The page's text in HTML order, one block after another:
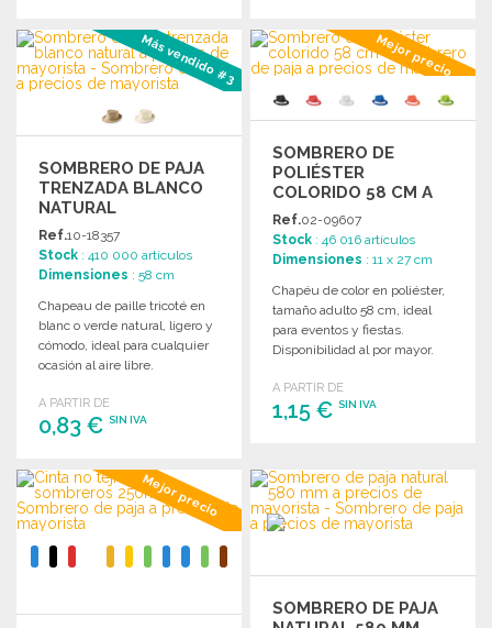
PEDIR
Solicitar un presupuesto
PEDIR
Solicitar un presupuesto
Más vendido #3
SOMBRERO DE PAJA
TRENZADA BLANCO
NATURAL
Ref.10-18357
Stock : 410 000 artículos
Dimensiones : 58 cm
Chapeau de paille tricoté en
blanc o verde natural, ligero y
cómodo, ideal para cualquier
ocasión al aire libre.
A PARTIR DE
0,83 € SIN IVA
PEDIR
Solicitar un presupuesto
Mejor precio
SOMBRERO DE
POLIÉSTER
COLORIDO 58 CM A
PRECIOS DE
MAYORISTA
Ref.02-09607
Stock : 46 016 artículos
Dimensiones : 11 x 27 cm
Chapéu de color en poliéster,
tamaño adulto 58 cm, ideal
para eventos y fiestas.
Disponibilidad al por mayor.
A PARTIR DE
1,15 €SIN IVA
Solicitar un presupuesto
Mejor precio
SOMBRERO DE PAJA